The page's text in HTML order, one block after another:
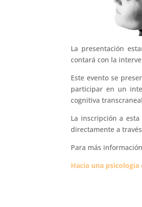
La presentación
contará con la
Este evento se
participar en un
cognitiva
La inscripción a esta
directamente a
Para más
Hacia una